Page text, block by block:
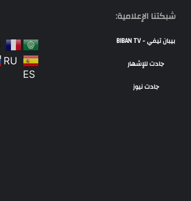
شبكتنا الإعلامية:
بيبان تيفي - BIBAN TV
جادت للإشهار
جادت نيوز
RU
ES